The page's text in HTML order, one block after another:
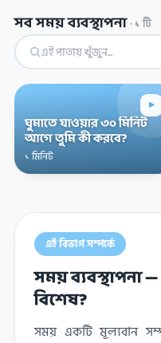
সব সময় ব্যবস্থাপনা·১টি
▸
ঘুমাতে যাওয়ার ৩০ মিনিট
আগে তুমি কী করবে?
১ মিনিট
এই বিভাগ সম্পর্কে
সময় ব্যবস্থাপনা
বিশেষ?
সময় একটি মূল্যবান